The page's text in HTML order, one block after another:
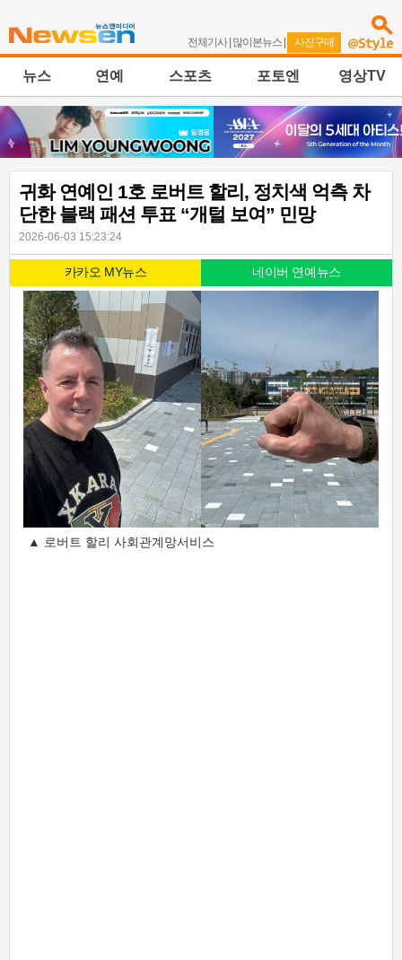
전체기사| 많이본뉴스 | 사진구매
뉴스 연예 스포츠 포토엔 영상TV
귀화 연예인 1호 로버트 할리, 정치색 억측 차
단한 블랙 패션 투표 “개털 보여” 민망
2026-06-03 15:23:24
카카오 MY뉴스 네이버 연예뉴스
▲ 로버트 할리 사회관계망서비스